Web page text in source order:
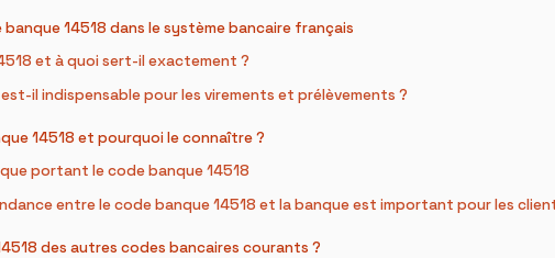
14518 dans le système bancaire français
et à quoi sert-il exactement ?
il indispensable pour les virements et prélèvements ?
14518 et pourquoi le connaître ?
portant le code banque 14518
entre le code banque 14518 et la banque est important pour les
des autres codes bancaires courants ?